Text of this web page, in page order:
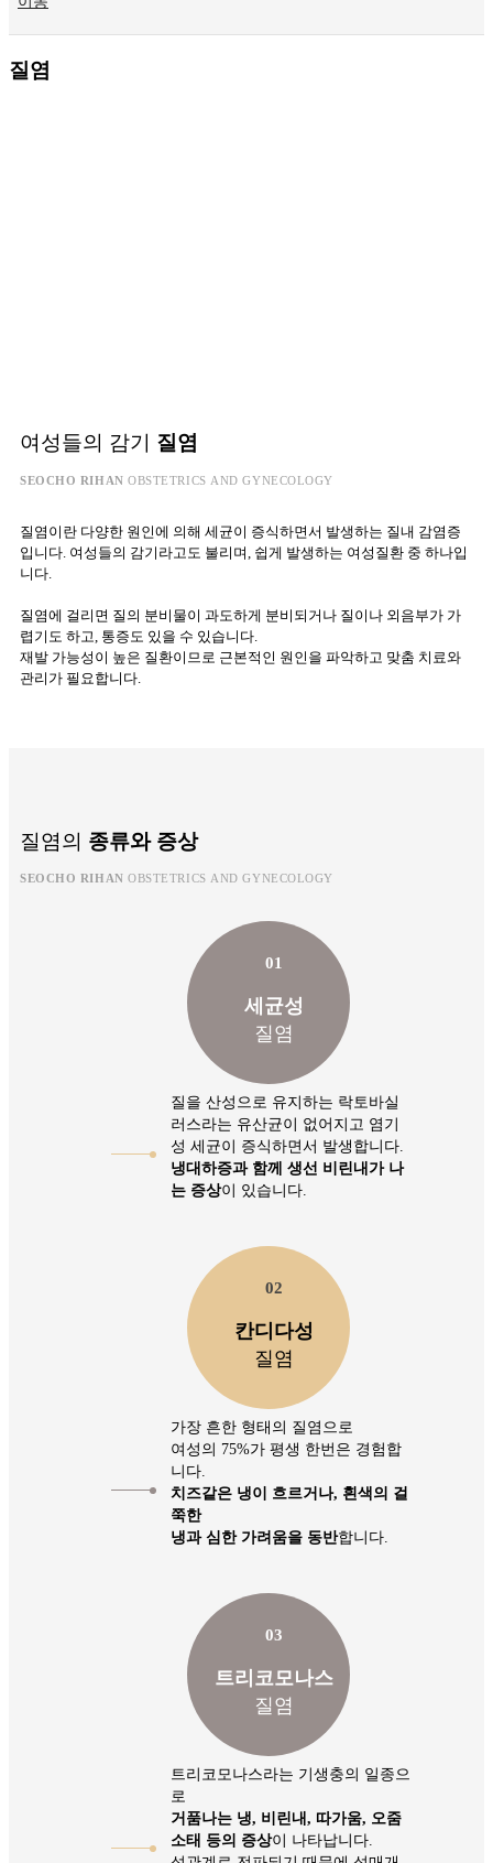
질염
여성들의 감기 질염
SEOCHO RIHAN OBSTETRICS AND GYNECOLOGY
질염이란 다양한 원인에 의해 세균이 증식하면서 발생하는 질내 감염증
입니다. 여성들의 감기라고도 불리며, 쉽게 발생하는 여성질환 중 하나입
니다.
질염에 걸리면 질의 분비물이 과도하게 분비되거나 질이나 외음부가 가
렵기도 하고, 통증도 있을 수 있습니다.
재발 가능성이 높은 질환이므로 근본적인 원인을 파악하고 맞춤 치료와
관리가 필요합니다.
질염의 종류와 증상
SEOCHO RIHAN OBSTETRICS AND GYNECOLOGY
01
세균성
질염
질을 산성으로 유지하는 락토바실
러스라는 유산균이 없어지고 염기
성 세균이 증식하면서 발생합니다.
냉대하증과 함께 생선 비린내가 나
는 증상이 있습니다.
02
칸디다성
질염
가장 흔한 형태의 질염으로
여성의 75%가 평생 한번은 경험합
니다.
치즈같은 냉이 흐르거나, 흰색의 걸
쭉한
냉과 심한 가려움을 동반합니다.
03
트리코모나스
질염
트리코모나스라는 기생충의 일종으
로
거품나는 냉, 비린내, 따가움, 오줌
소태 등의 증상이 나타납니다.